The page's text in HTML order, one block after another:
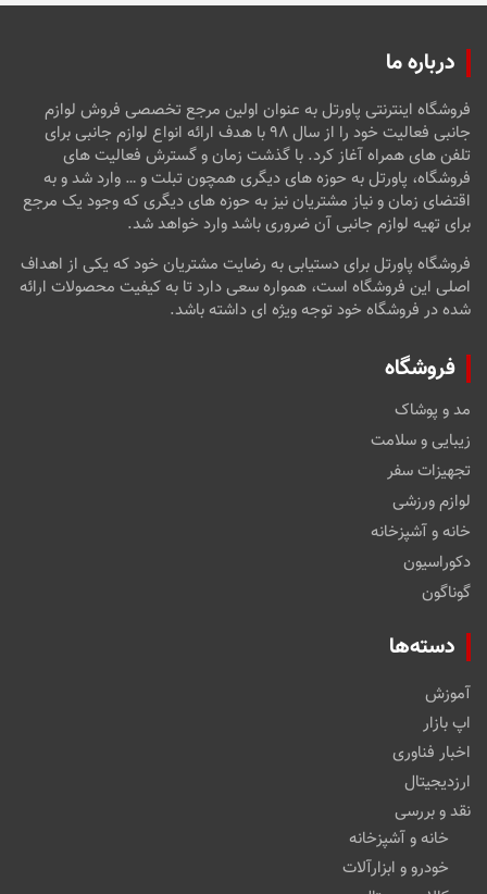
درباره ما
فروشگاه اینترنتی پاورتل به عنوان اولین مرجع تخصصی فروش لوازم
جانبی فعالیت خود را از سال ۹۸ با هدف ارائه انواع لوازم جانبی برای
تلفن های همراه آغاز کرد. با گذشت زمان و گسترش فعالیت های
فروشگاه، پاورتل به حوزه های دیگری همچون تبلت و … وارد شد و به
اقتضای زمان و نیاز مشتریان نیز به حوزه های دیگری که وجود یک مرجع
برای تهیه لوازم جانبی آن ضروری باشد وارد خواهد شد.
فروشگاه پاورتل برای دستیابی به رضایت مشتریان خود که یکی از اهداف
اصلی این فروشگاه است، همواره سعی دارد تا به کیفیت محصولات ارائه
شده در فروشگاه خود توجه ویژه ای داشته باشد.
فروشگاه
مد و پوشاک
زیبایی و سلامت
تجهیزات سفر
لوازم ورزشی
خانه و آشپزخانه
دکوراسیون
گوناگون
دسته‌ها
آموزش
اپ بازار
اخبار فناوری
ارزدیجیتال
نقد و بررسی
خانه و آشپزخانه
خودرو و ابزارآلات